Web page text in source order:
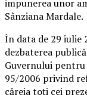
impunerea unor
Sânziana Mardale.
În data de 29 iulie
dezbaterea
Guvernului
95/2006 privind
căreia toți cei